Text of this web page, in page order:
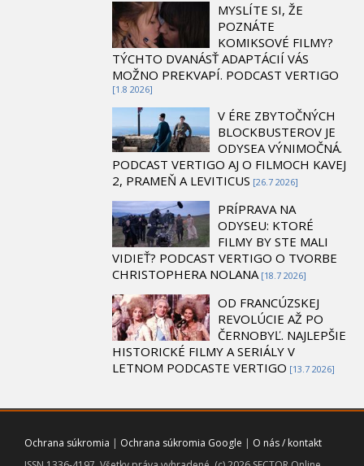
MYSLÍTE SI, ŽE
POZNÁTE
KOMIKSOVÉ FILMY?
TÝCHTO DVANÁSŤ ADAPTÁCIÍ VÁS
MOŽNO PREKVAPÍ. PODCAST VERTIGO
[1.8 2026]
V ÉRE ZBYTOČNÝCH
BLOCKBUSTEROV JE
ODYSEA VÝNIMOČNÁ.
PODCAST VERTIGO AJ O FILMOCH KAVEJ
2, PRAMEŇ A LEVITICUS [26.7 2026]
PRÍPRAVA NA
ODYSEU: KTORÉ
FILMY BY STE MALI
VIDIEŤ? PODCAST VERTIGO O TVORBE
CHRISTOPHERA NOLANA [18.7 2026]
OD FRANCÚZSKEJ
REVOLÚCIE AŽ PO
ČERNOBYĽ. NAJLEPŠIE
HISTORICKÉ FILMY A SERIÁLY V
LETNOM PODCASTE VERTIGO [13.7 2026]
Ochrana súkromia | Ochrana súkromia Google | O nás / kontakt